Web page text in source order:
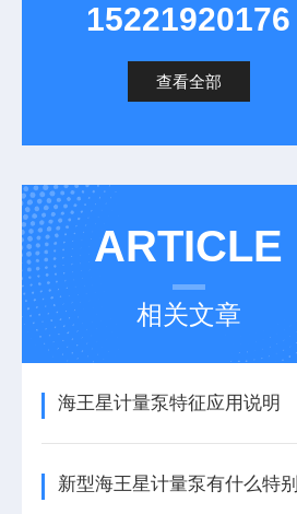
15221920176
查看全部
ARTICLE
相关文章
海王星计量泵特征应用说明